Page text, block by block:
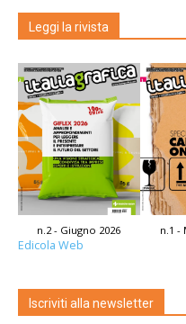
Leggi la rivista
n.2 - Giugno 2026 n.1 -
Edicola Web
Iscriviti alla newsletter